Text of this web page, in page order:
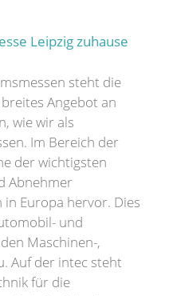
Leipzig zuhause
steht die
Angebot an
wie wir als
Im Bereich der
der wichtigsten
Abnehmer
Europa hervor. Dies
und
Maschinen-,
Auf der intec steht
für die